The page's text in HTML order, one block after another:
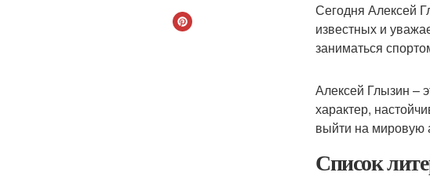
Сегодня Алексей
известных и
заниматься
Алексей Глызин –
характер,
выйти на мировую
Список